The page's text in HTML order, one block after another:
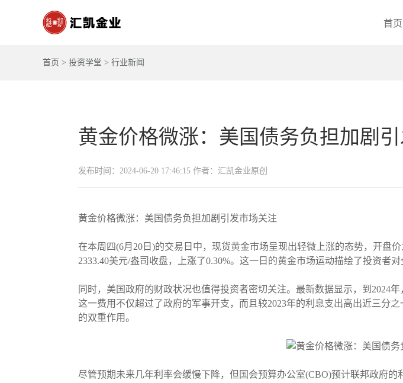
首页
首页 > 投资学堂 > 行业新闻
黄金价格微涨：美国债务负担加剧
发布时间：2024-06-20 17:46:15 作者：汇凯金业原创
黄金价格微涨：美国债务负担加剧引发市场关注
在本周四(6月20日)的交易日中，现货黄金市场呈现出轻微上涨的态势，开盘
2333.40美元/盎司收盘，上涨了0.30%。这一日的黄金市场运动描绘了投资者
同时，美国政府的财政状况也值得投资者密切关注。最新数据显示，到2024
这一费用不仅超过了政府的军事开支，而且较2023年的利息支出高出近三分
的双重作用。
尽管预期未来几年利率会缓慢下降，但国会预算办公室(CBO)预计联邦政府